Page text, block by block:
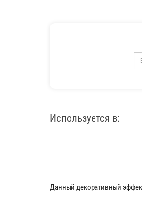
Используется в:
Данный декоративный